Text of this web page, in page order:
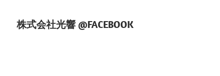
株式会社光響 @FACEBOOK